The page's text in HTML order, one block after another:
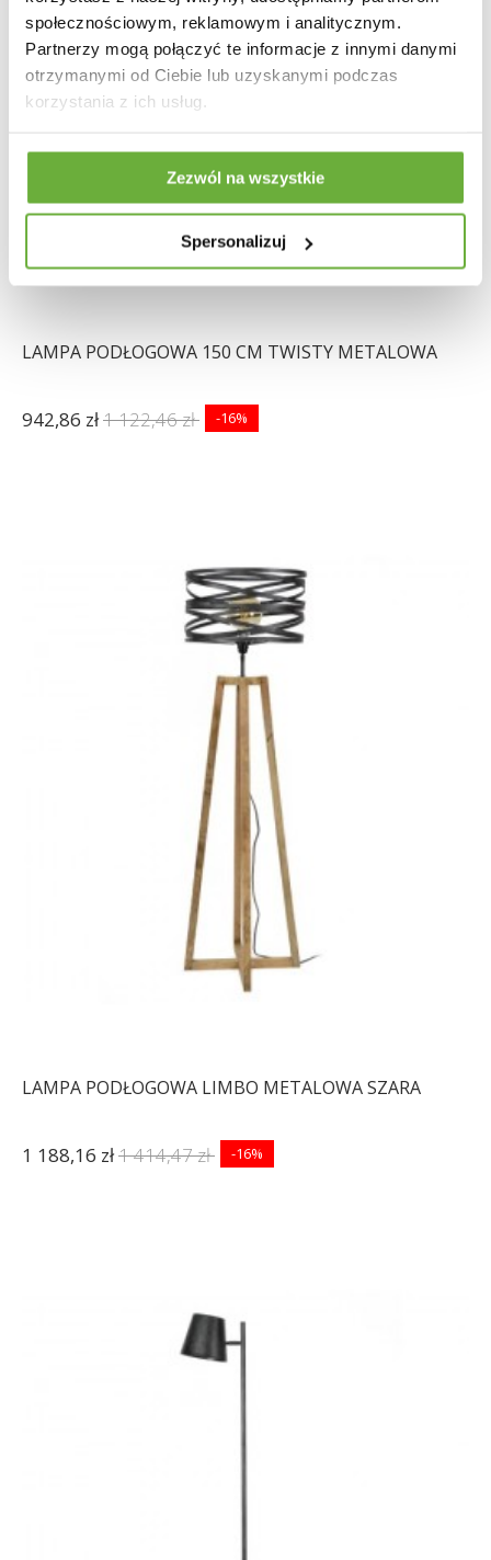
społecznościowym, reklamowym i analitycznym.
Partnerzy mogą połączyć te informacje z innymi danymi
otrzymanymi od Ciebie lub uzyskanymi podczas
korzystania z ich usług.
Zezwól na wszystkie
Spersonalizuj
LAMPA PODŁOGOWA 150 CM TWISTY METALOWA
942,86 zł1 122,46 zł -16%
LAMPA PODŁOGOWA LIMBO METALOWA SZARA
1 188,16 zł1 414,47 zł -16%